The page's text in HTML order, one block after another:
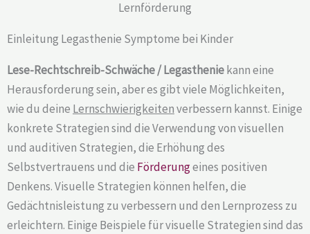
Einleitung Legasthenie Symptome bei Kinder
Lese-Rechtschreib-Schwäche / Legastheniekann eine
Herausforderung sein, aber es gibt viele Möglichkeiten,
wie du deine Lernschwierigkeitenverbessern kannst. Einige
konkrete Strategien sind die Verwendung von visuellen
und auditiven Strategien, die Erhöhung des
Selbstvertrauens und die Förderungeines positiven
Denkens. Visuelle Strategien können helfen, die
Gedächtnisleistung zu verbessern und den Lernprozess zu
erleichtern. Einige Beispiele für visuelle Strategien sind das